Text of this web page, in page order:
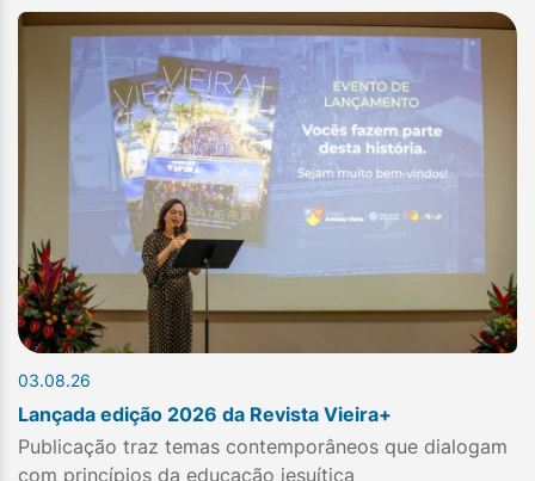
03.08.26
Lançada edição 2026 da Revista Vieira+
Publicação traz temas contemporâneos que dialogam
com princípios da educação jesuítica